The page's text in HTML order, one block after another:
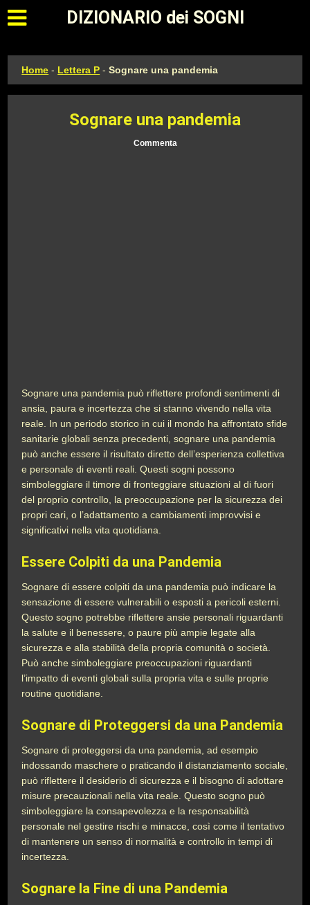
Apri il menu principale
DIZIONARIO dei SOGNI
Home - Lettera P -Sognare una pandemia
Sognare una pandemia
Commenta
Sognare una pandemia può riflettere profondi sentimenti di
ansia, paura e incertezza che si stanno vivendo nella vita
reale. In un periodo storico in cui il mondo ha affrontato sfide
sanitarie globali senza precedenti, sognare una pandemia
può anche essere il risultato diretto dell’esperienza collettiva
e personale di eventi reali. Questi sogni possono
simboleggiare il timore di fronteggiare situazioni al di fuori
del proprio controllo, la preoccupazione per la sicurezza dei
propri cari, o l’adattamento a cambiamenti improvvisi e
significativi nella vita quotidiana.
Essere Colpiti da una Pandemia
Sognare di essere colpiti da una pandemia può indicare la
sensazione di essere vulnerabili o esposti a pericoli esterni.
Questo sogno potrebbe riflettere ansie personali riguardanti
la salute e il benessere, o paure più ampie legate alla
sicurezza e alla stabilità della propria comunità o società.
Può anche simboleggiare preoccupazioni riguardanti
l’impatto di eventi globali sulla propria vita e sulle proprie
routine quotidiane.
Sognare di Proteggersi da una Pandemia
Sognare di proteggersi da una pandemia, ad esempio
indossando maschere o praticando il distanziamento sociale,
può riflettere il desiderio di sicurezza e il bisogno di adottare
misure precauzionali nella vita reale. Questo sogno può
simboleggiare la consapevolezza e la responsabilità
personale nel gestire rischi e minacce, così come il tentativo
di mantenere un senso di normalità e controllo in tempi di
incertezza.
Sognare la Fine di una Pandemia